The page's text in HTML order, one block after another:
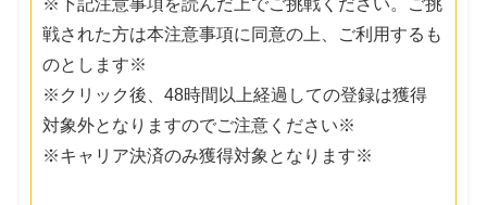
※下記注意事項を読んだ上でご挑戦ください。ご挑
戦された方は本注意事項に同意の上、ご利用するも
のとします※
※クリック後、48時間以上経過しての登録は獲得
対象外となりますのでご注意ください※
※キャリア決済のみ獲得対象となります※